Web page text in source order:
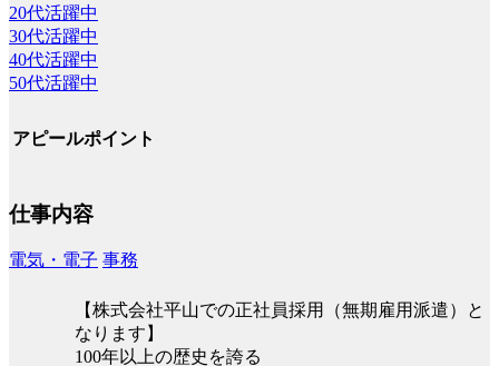
20代活躍中
30代活躍中
40代活躍中
50代活躍中
アピールポイント
仕事内容
電気・電子 事務
【株式会社平山での正社員採用（無期雇用派遣）と
なります】
100年以上の歴史を誇る